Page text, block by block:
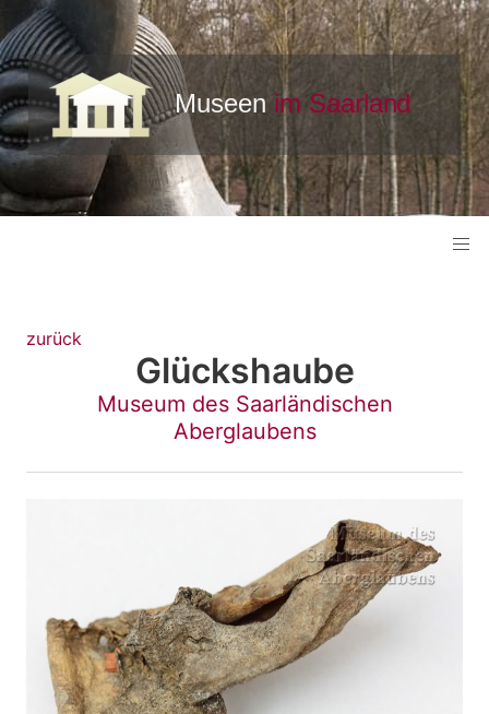
zurück
Glückshaube
Museum des Saarländischen
Aberglaubens